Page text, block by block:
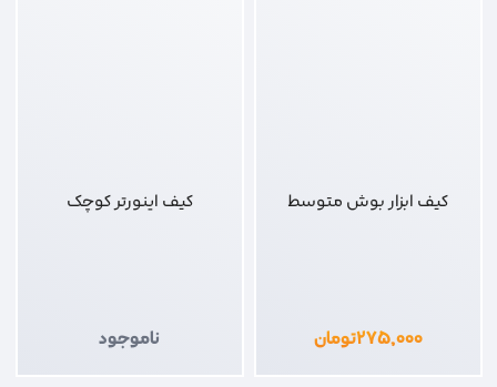
کیف ابزار بوش متوسط
۲۷۵,۰۰۰تومان
کیف اینورتر کوچک
ناموجود